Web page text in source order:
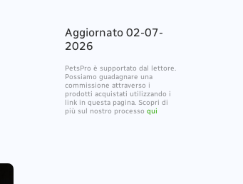
Aggiornato 02-07-
2026
PetsPro è supportato dal lettore.
Possiamo guadagnare una
commissione attraverso i
prodotti acquistati utilizzando i
link in questa pagina. Scopri di
più sul nostro processoqui